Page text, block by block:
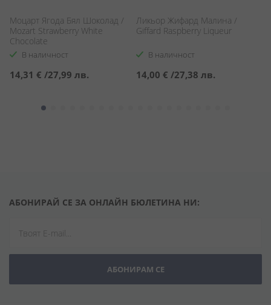
Моцарт Ягода Бял Шоколад /
Mozart Strawberry White
Chocolate
В наличност
14,31 € /27,99 лв.
Ликьор Жифард Малина /
Giffard Raspberry Liqueur
В наличност
14,00 € /27,38 лв.
АБОНИРАЙ СЕ ЗА ОНЛАЙН БЮЛЕТИНА НИ:
АБОНИРАМ СЕ